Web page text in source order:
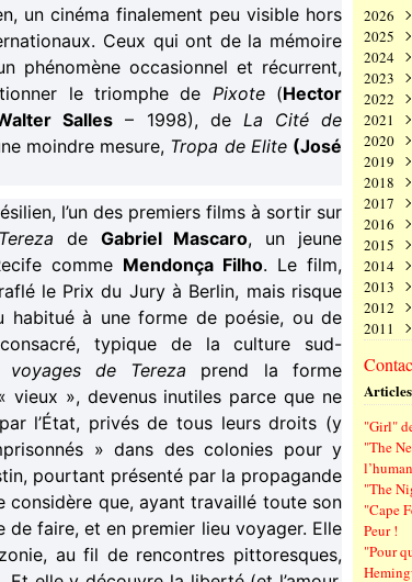
un cinéma finalement peu visible hors
Ceux qui ont de la mémoire
phénomène occasionnel et récurrent,
le triomphe de Pixote (Hector
Salles – 1998), de La Cité de
moindre mesure, Tropa de Elite (José
l’un des premiers films à sortir sur
de Gabriel Mascaro, un jeune
comme Mendonça Filho. Le film,
le Prix du Jury à Berlin, mais risque
habitué à une forme de poésie, ou de
typique de la culture sud-
voyages de Tereza
prend la forme
vieux », devenus inutiles parce que ne
l’État, privés de tous leurs droits (y
» dans des colonies pour y
pourtant présenté par la propagande
considère que, ayant travaillé toute son
de faire, et en premier lieu voyager. Elle
au fil de rencontres pittoresques,
2026
Août
Juillet
Juin
Mai
Avril
Mars
2025
Août
Juillet
Juin
Mai
Avril
Mars
2024
Août
Juillet
Juin
Mai
Avril
Mars
2023
Août
Juillet
Juin
Mai
Avril
Mars
2022
Août
Juillet
Juin
Mai
Avril
Mars
2021
Août
Juillet
Juin
Mai
Avril
Mars
2020
Août
Juillet
Juin
Mai
Avril
2019
Août
Juillet
Juin
Mai
2018
Août
Juillet
Juin
Mars
2017
Août
Juillet
Mai
Avril
2016
Août
Juin
Mai
2015
Juin
Mai
2014
Juin
Mai
2013
Août
Juin
Mai
2012
Juin
Mai
2011
"Girl"
"The
"The
"Cape
Peur !
"Pour